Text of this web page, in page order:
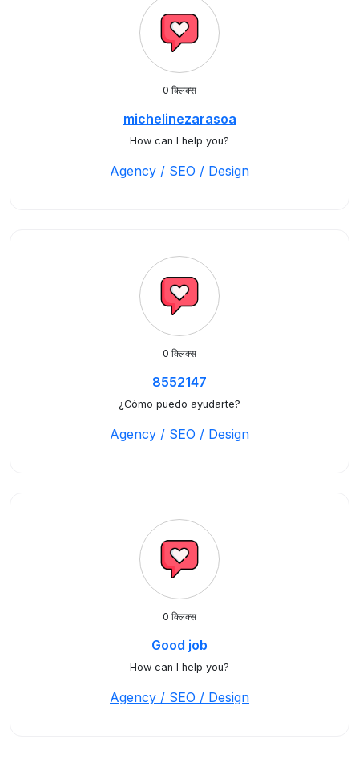
0 क्लिक्स
michelinezarasoa
How can I help you?
Agency / SEO / Design
0 क्लिक्स
8552147
¿Cómo puedo ayudarte?
Agency / SEO / Design
0 क्लिक्स
Good job
How can I help you?
Agency / SEO / Design